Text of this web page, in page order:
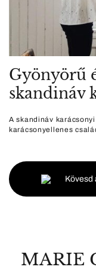
Gyönyörű
skandináv
A skandináv
karácsonyellenes
Kövesd
MARIE